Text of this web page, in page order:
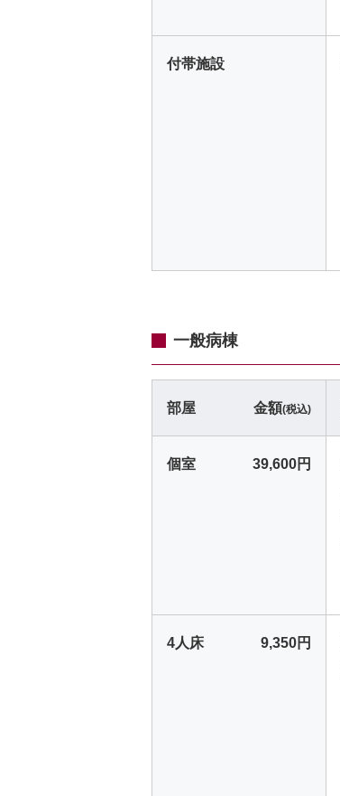
付帯施設
一般病棟
部屋 金額(税込)
個室 39,600円
4人床 9,350円